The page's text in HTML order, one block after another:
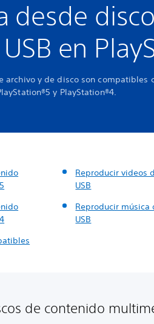
desde
en
archivo y de disco son compatibles
y PlayStation®4.
Reproducir videos
USB
Reproducir música
USB
de contenido